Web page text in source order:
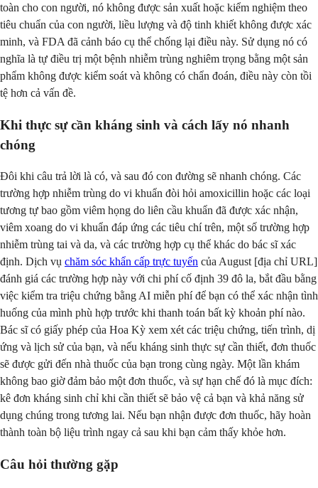
toàn cho con người, nó không được sản xuất hoặc kiểm nghiệm theo
tiêu chuẩn của con người, liều lượng và độ tinh khiết không được xác
minh, và FDA đã cảnh báo cụ thể chống lại điều này. Sử dụng nó có
nghĩa là tự điều trị một bệnh nhiễm trùng nghiêm trọng bằng một sản
phẩm không được kiểm soát và không có chẩn đoán, điều này còn tồi
tệ hơn cả vấn đề.
Khi thực sự cần kháng sinh và cách lấy nó nhanh
chóng
Đôi khi câu trả lời là có, và sau đó con đường sẽ nhanh chóng. Các
trường hợp nhiễm trùng do vi khuẩn đòi hỏi amoxicillin hoặc các loại
tương tự bao gồm viêm họng do liên cầu khuẩn đã được xác nhận,
viêm xoang do vi khuẩn đáp ứng các tiêu chí trên, một số trường hợp
nhiễm trùng tai và da, và các trường hợp cụ thể khác do bác sĩ xác
định. Dịch vụ chăm sóc khẩn cấp trực tuyến của August [địa chỉ URL]
đánh giá các trường hợp này với chi phí cố định 39 đô la, bắt đầu bằng
việc kiểm tra triệu chứng bằng AI miễn phí để bạn có thể xác nhận tình
huống của mình phù hợp trước khi thanh toán bất kỳ khoản phí nào.
Bác sĩ có giấy phép của Hoa Kỳ xem xét các triệu chứng, tiến trình, dị
ứng và lịch sử của bạn, và nếu kháng sinh thực sự cần thiết, đơn thuốc
sẽ được gửi đến nhà thuốc của bạn trong cùng ngày. Một lần khám
không bao giờ đảm bảo một đơn thuốc, và sự hạn chế đó là mục đích:
kê đơn kháng sinh chỉ khi cần thiết sẽ bảo vệ cả bạn và khả năng sử
dụng chúng trong tương lai. Nếu bạn nhận được đơn thuốc, hãy hoàn
thành toàn bộ liệu trình ngay cả sau khi bạn cảm thấy khỏe hơn.
Câu hỏi thường gặp